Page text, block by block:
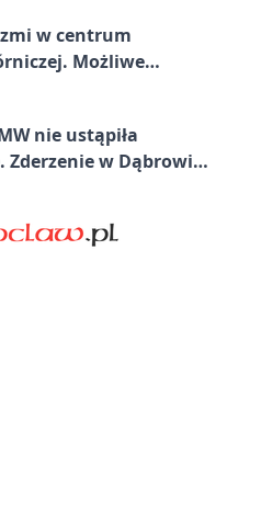
w centrum
Możliwe
nie ustąpiła
Zderzenie w Dąbrowie